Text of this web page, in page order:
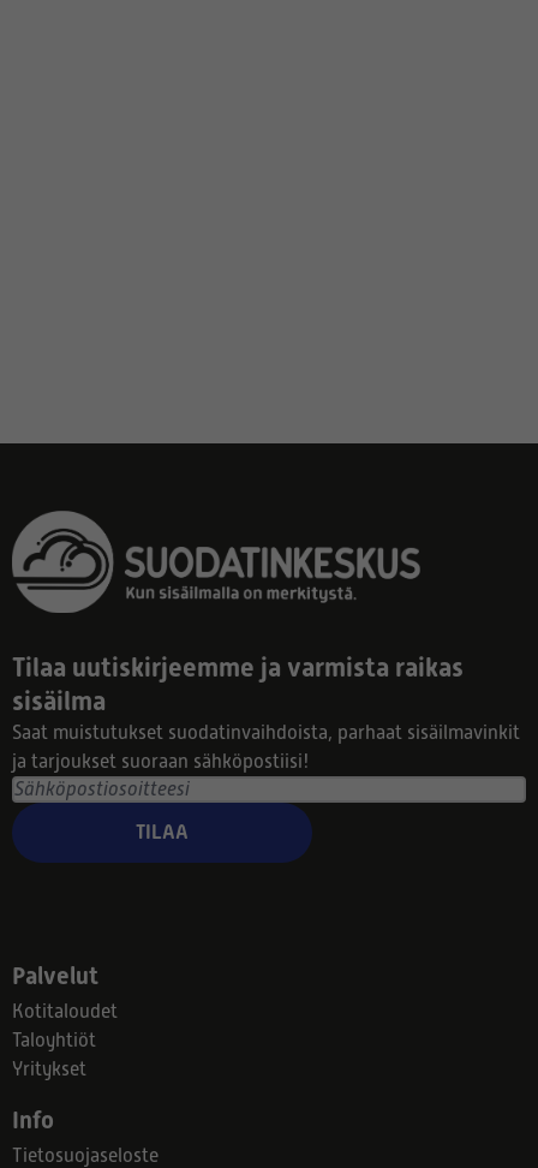
Tilaa uutiskirjeemme ja varmista raikas
sisäilma
Saat muistutukset suodatinvaihdoista, parhaat sisäilmavinkit
ja tarjoukset suoraan sähköpostiisi!
TILAA
Palvelut
Kotitaloudet
Taloyhtiöt
Yritykset
Info
Tietosuojaseloste